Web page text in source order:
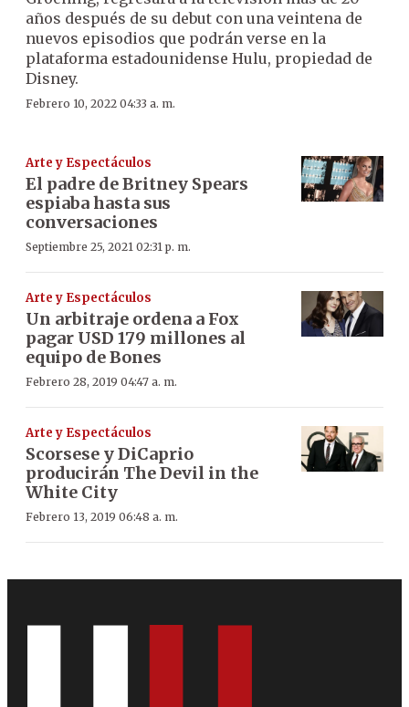
años después de su debut con una veintena de
nuevos episodios que podrán verse en la
plataforma estadounidense Hulu, propiedad de
Disney.
Febrero 10, 2022 04:33 a. m.
Arte y Espectáculos
El padre de Britney Spears
espiaba hasta sus
conversaciones
Septiembre 25, 2021 02:31 p. m.
Arte y Espectáculos
Un arbitraje ordena a Fox
pagar USD 179 millones al
equipo de Bones
Febrero 28, 2019 04:47 a. m.
Arte y Espectáculos
Scorsese y DiCaprio
producirán The Devil in the
White City
Febrero 13, 2019 06:48 a. m.